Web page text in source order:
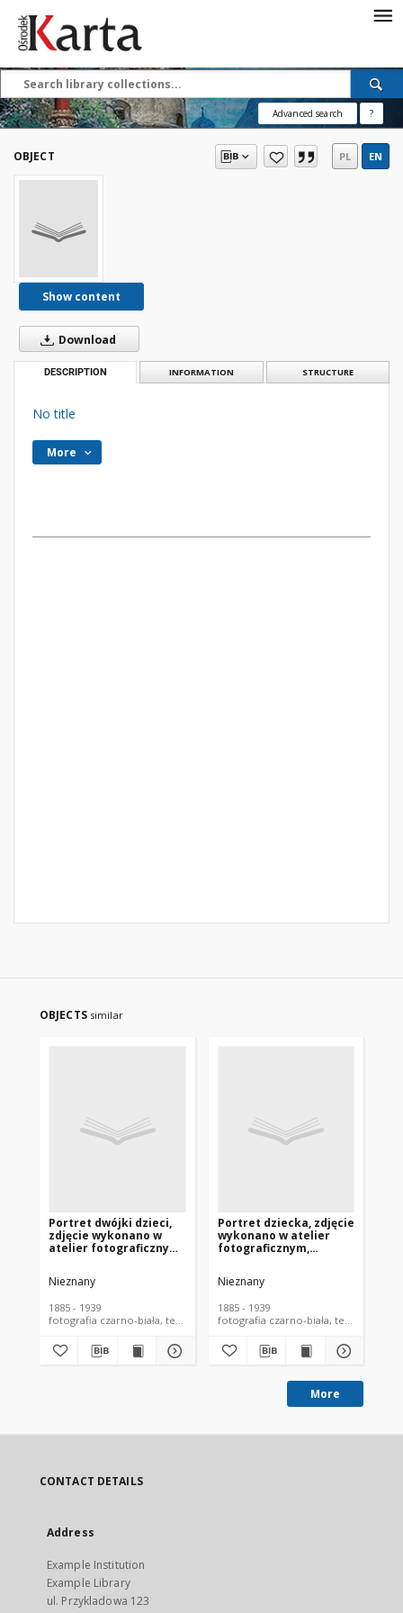
Advanced search ?
OBJECT PL EN
Show content
Download
DESCRIPTION INFORMATION STRUCTURE
No title
More
OBJECTS similar
Portret dwójki dzieci,
zdjęcie wykonano w
atelier fotograficznym,
Fotograficzny
Nieznany
1885 - 1939
fotografia czarno-biała, tekturka
Portret dziecka, zdjęcie
wykonano w atelier
fotograficznym,
Fotograficzny
Nieznany
1885 - 1939
fotografia czarno-biała, tekturka
More
CONTACT DETAILS
Address
Example Institution
Example Library
ul. Przykladowa 123
Save the priceless
testimonies of the
20th century
These materials are available free
of charge thanks to the joint efforts
of people like you—people who care
about preserving history.
working together to preserve and
disseminate authentic testimonies
so that everyone can access them
today and in the future.
Support